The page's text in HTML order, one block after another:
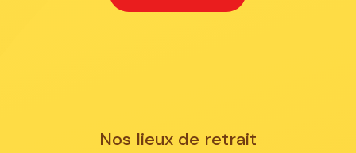
Nos lieux de retrait